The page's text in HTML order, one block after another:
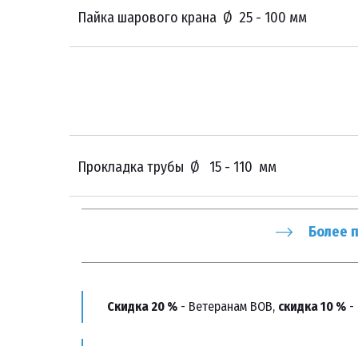
Пайка шарового крана Ø 25 - 100 мм
Прокладка трубы Ø 15 - 110 мм
Более
Скидка 20 % - Ветеранам ВОВ, скидка 10 % -